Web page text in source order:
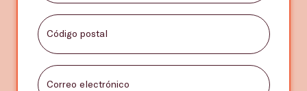
Código postal
Correo electrónico